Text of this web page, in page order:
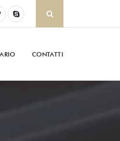
CONTATTI